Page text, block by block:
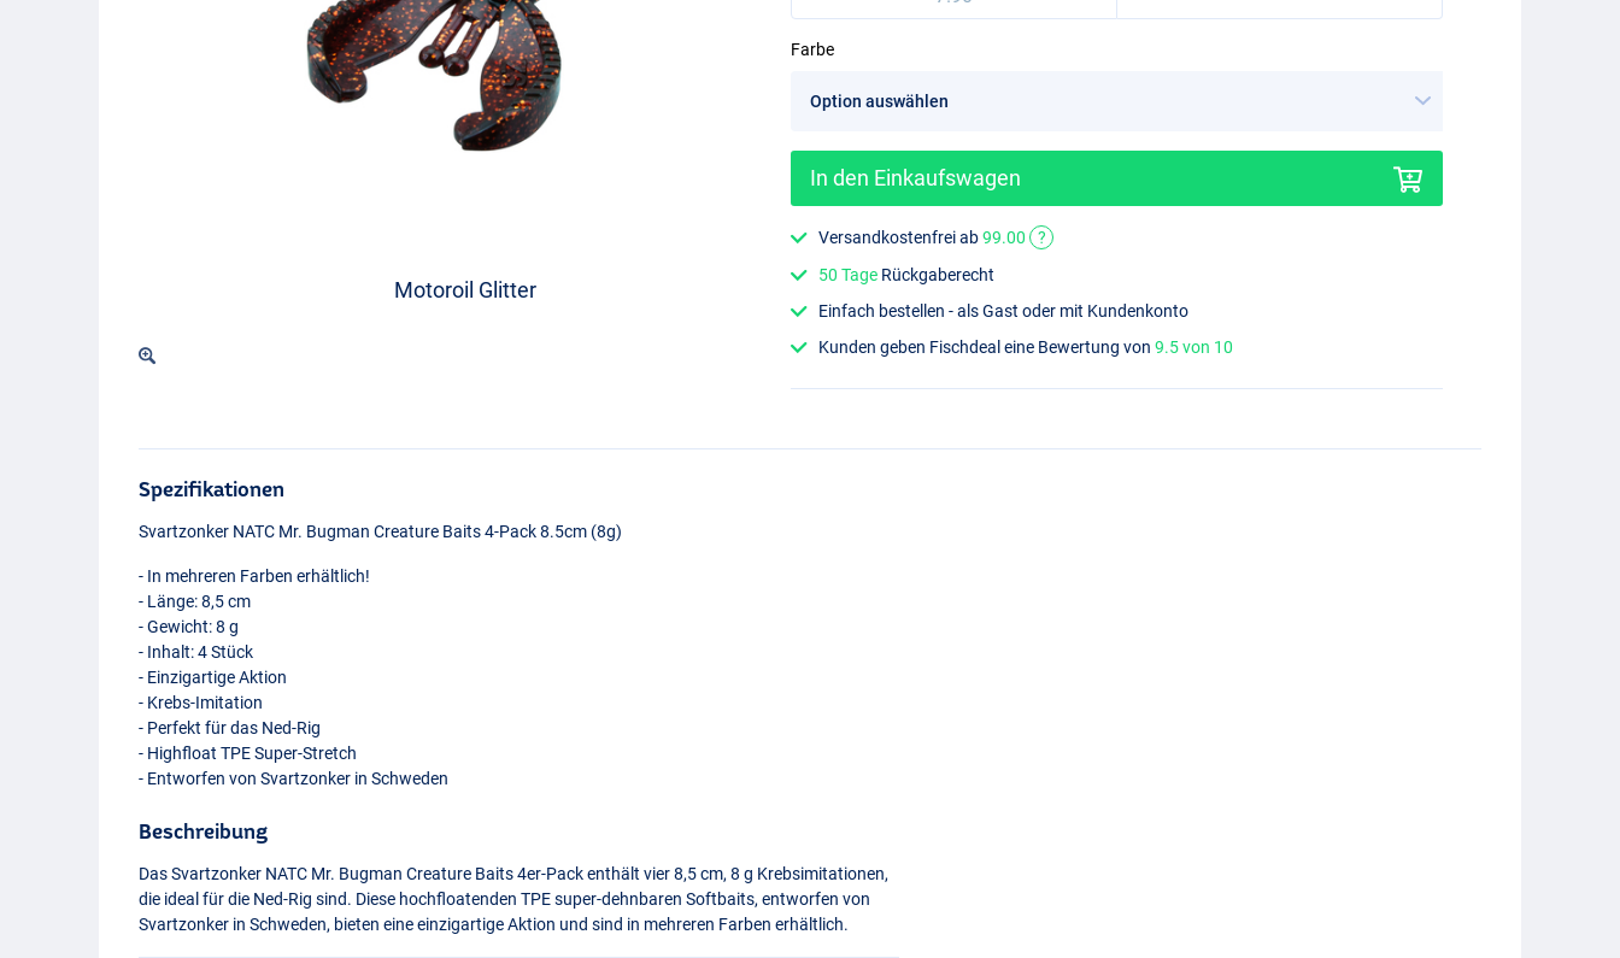
Motoroil Glitter
Junebug
Farbe
In den Einkaufswagen
Versandkostenfrei ab99.00
?
50 Tage Rückgaberecht
Einfach bestellen - als Gast oder mit Kundenkonto
Kunden geben Fischdeal eine Bewertung von9.5 von 10
Spezifikationen
Svartzonker NATC Mr. Bugman Creature Baits 4-Pack 8.5cm (8g)
- In mehreren Farben erhältlich!
- Länge: 8,5 cm
- Gewicht: 8 g
- Inhalt: 4 Stück
- Einzigartige Aktion
- Krebs-Imitation
- Perfekt für das Ned-Rig
- HighfloatTPESuper-Stretch
- Entworfen von Svartzonker in Schweden
Beschreibung
Das Svartzonker NATC Mr. Bugman Creature Baits 4er-Pack enthält vier 8,5 cm, 8 g Krebsimitationen,
die ideal für die Ned-Rig sind. Diese hochfloatendenTPEsuper-dehnbaren Softbaits, entworfen von
Svartzonker in Schweden, bieten eine einzigartige Aktion und sind in mehreren Farben erhältlich.